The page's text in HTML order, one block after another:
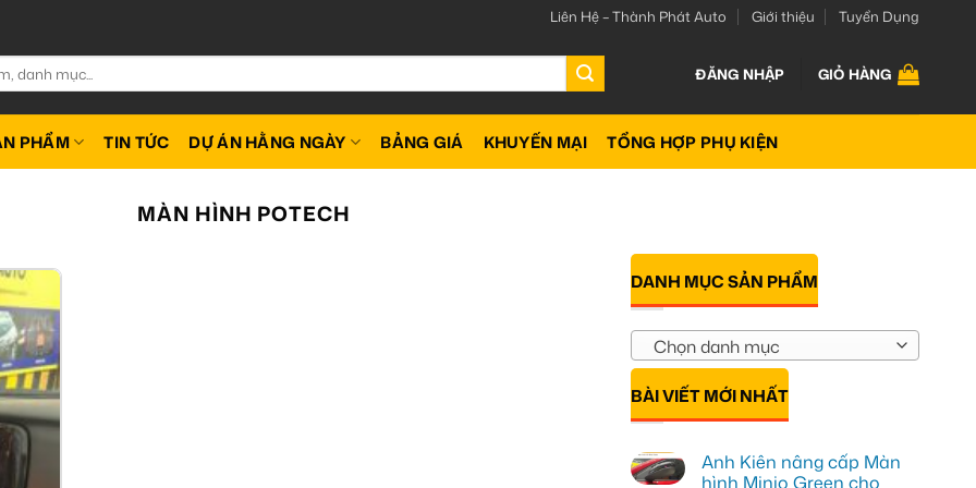
Liên Hệ – Thành Phát Auto Giới thiệu Tuyển Dụng
ĐĂNG NHẬP GIỎ HÀNG
PHẨM TIN TỨC DỰ ÁN HẰNG NGÀY BẢNG GIÁ KHUYẾN MẠI TỔNG HỢP PHỤ KIỆN
MÀN HÌNH POTECH
DANH MỤC SẢN PHẨM
Chọn danh mục
BÀI VIẾT MỚI NHẤT
Anh Kiên nâng cấp Màn
hình Minio Green cho